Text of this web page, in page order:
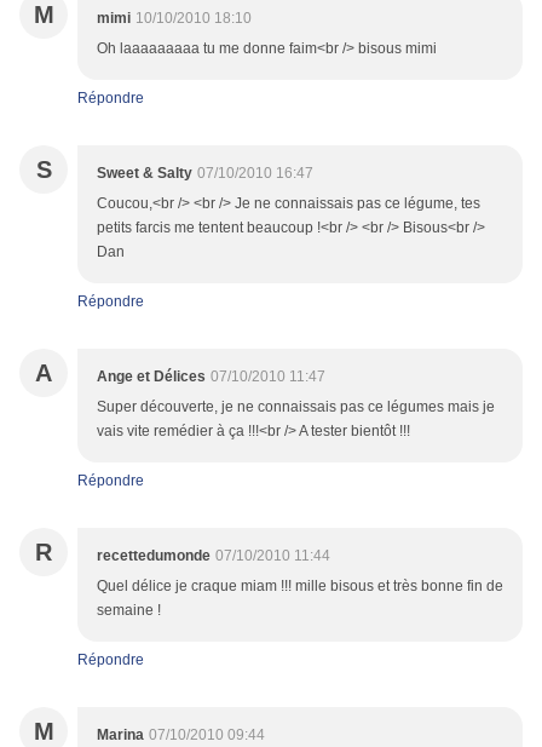
M mimi 10/10/2010 18:10
Oh laaaaaaaaa tu me donne faim<br /> bisous mimi
Répondre
S Sweet & Salty 07/10/2010 16:47
Coucou,<br /> <br /> Je ne connaissais pas ce légume, tes
petits farcis me tentent beaucoup !<br /> <br /> Bisous<br />
Dan
Répondre
A Ange et Délices 07/10/2010 11:47
Super découverte, je ne connaissais pas ce légumes mais je
vais vite remédier à ça !!!<br /> A tester bientôt !!!
Répondre
R recettedumonde 07/10/2010 11:44
Quel délice je craque miam !!! mille bisous et très bonne fin de
semaine !
Répondre
M Marina 07/10/2010 09:44